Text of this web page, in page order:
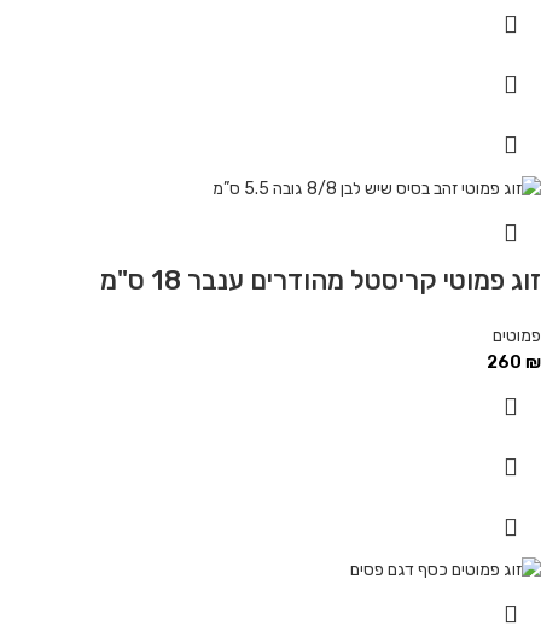
זוג פמוטי קריסטל מהודרים ענבר 18 ס"מ
פמוטים
260 ₪